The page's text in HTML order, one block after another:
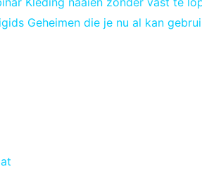
Geheimen die je nu al kan